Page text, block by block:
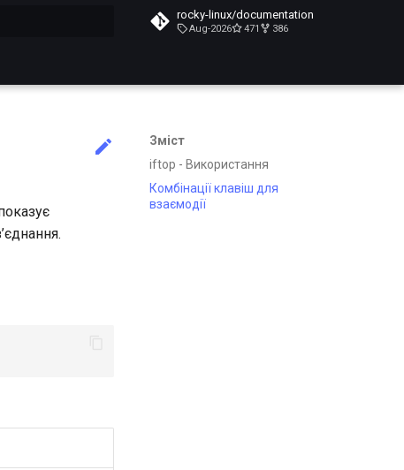
rocky-linux/documentation
Aug-2026 471 386
Зміст
iftop - Використання
Комбінації клавіш для
взаємодії